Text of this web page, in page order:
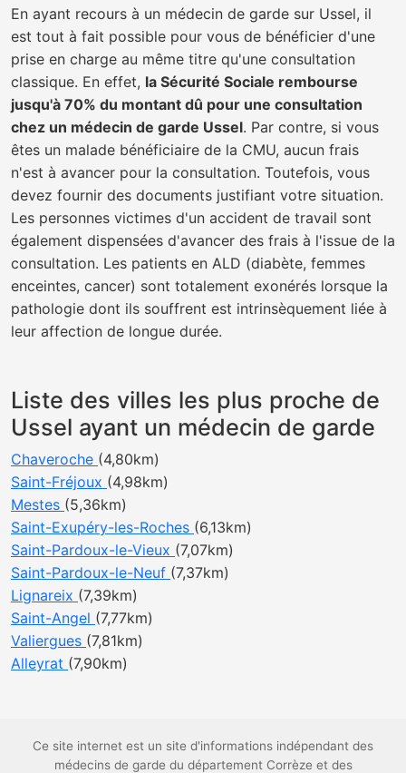
En ayant recours à un médecin de garde sur Ussel, il
est tout à fait possible pour vous de bénéficier d'une
prise en charge au même titre qu'une consultation
classique. En effet, la Sécurité Sociale rembourse
jusqu'à 70% du montant dû pour une consultation
chez un médecin de garde Ussel. Par contre, si vous
êtes un malade bénéficiaire de la CMU, aucun frais
n'est à avancer pour la consultation. Toutefois, vous
devez fournir des documents justifiant votre situation.
Les personnes victimes d'un accident de travail sont
également dispensées d'avancer des frais à l'issue de la
consultation. Les patients en ALD (diabète, femmes
enceintes, cancer) sont totalement exonérés lorsque la
pathologie dont ils souffrent est intrinsèquement liée à
leur affection de longue durée.
Liste des villes les plus proche de
Ussel ayant un médecin de garde
Chaveroche (4,80km)
Saint-Fréjoux (4,98km)
Mestes (5,36km)
Saint-Exupéry-les-Roches (6,13km)
Saint-Pardoux-le-Vieux (7,07km)
Saint-Pardoux-le-Neuf (7,37km)
Lignareix (7,39km)
Saint-Angel (7,77km)
Valiergues (7,81km)
Alleyrat (7,90km)
Ce site internet est un site d'informations indépendant des
médecins de garde du département Corrèze et des